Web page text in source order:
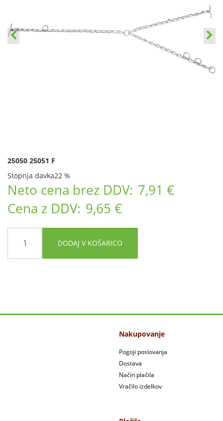
25050 25051 F
Stopnja davka22 %
Neto cena brez DDV: 7,91 €
Cena z DDV: 9,65 €
DODAJ V KOŠARICO
Nakupovanje
Pogoji poslovanja
Dostava
Način plačila
Vračilo izdelkov